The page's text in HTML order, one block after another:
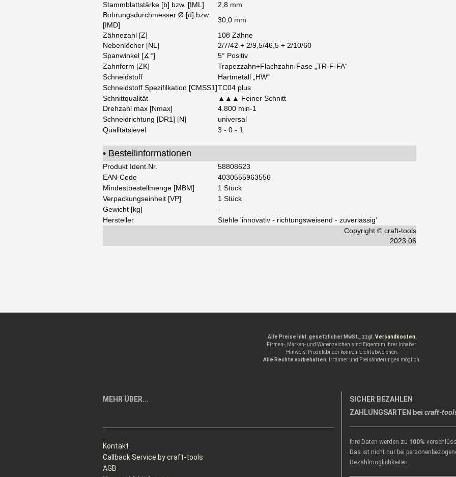
Stammblattstärke [b] bzw. [IML]
2,8 mm
Bohrungsdurchmesser Ø [d] bzw.
[IMD]
30,0 mm
Zähnezahl [Z]
108 Zähne
Nebenlöcher [NL]
2/7/42 + 2/9,5/46,5 + 2/10/60
Spanwinkel [∡°]
5° Positiv
Zahnform [ZK]
Trapezzahn+Flachzahn-Fase „TR-F-FA“
Schneidstoff
Hartmetall „HW“
Schneidstoff Spezifilkation [CMSS1]TC04 plus
Schnittqualität
▲▲▲ Feiner Schnitt
Drehzahl max [Nmax]
4.800 min-1
Schneidrichtung [DR1] [N]
universal
Qualitätslevel
3 - 0 - 1
• Bestellinformationen
Produkt Ident.Nr.
58808623
EAN-Code
4030555963556
Mindestbestellmenge [MBM]
1 Stück
Verpackungseinheit [VP]
1 Stück
Gewicht [kg]
-
Hersteller
Stehle 'innovativ - richtungsweisend - zuverlässig'
Copyright © craft-tools
2023.06
Alle Preise inkl. gesetzlicher MwSt., zzgl. Versandkosten.
Firmen-, Marken- und Warenzeichen sind Eigentum ihrer Inhaber.
Hinweis: Produktbilder können leicht abweichen.
Alle Rechte vorbehalten.
Irrtümer und Preisänderungen möglich.
MEHR ÜBER...
Kontakt
Callback Service by craft-tools
AGB
SICHER BEZAHLEN
ZAHLUNGSARTEN bei craft-
Ihre Daten werden zu 100%
Das ist nicht nur bei
Bezahlmöglichkeiten.